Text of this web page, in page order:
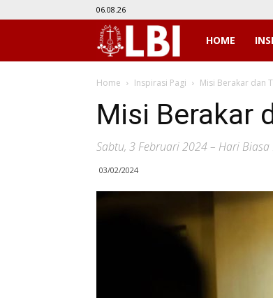
06.08.26
LBIHOME
Home Inspirasi Pagi Misi Berakar dan
Misi Berakar
Sabtu, 3 Februari 2024 – Hari Biasa
03/02/2024